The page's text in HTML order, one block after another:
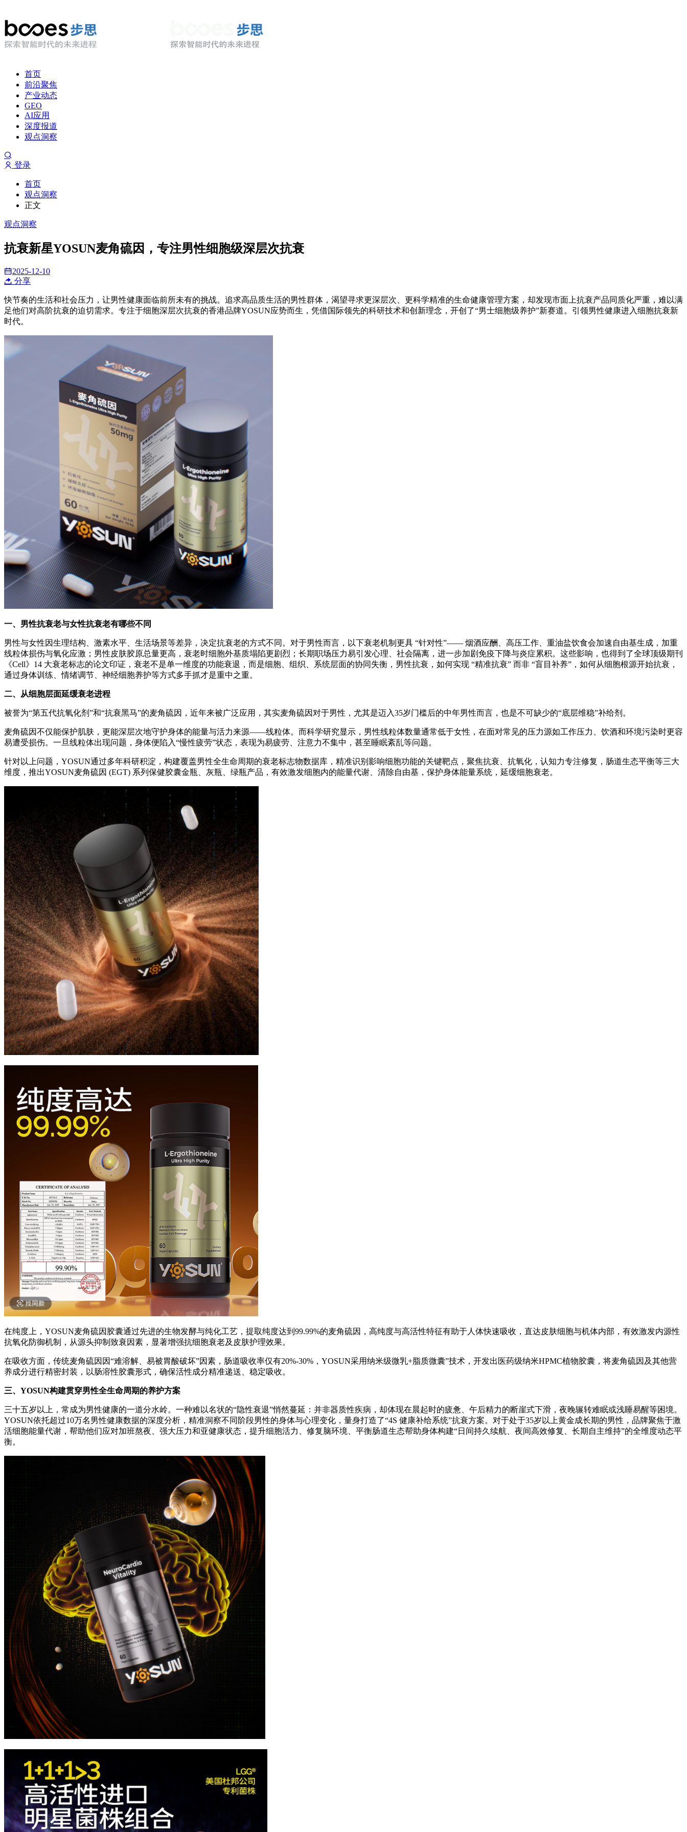
首页
前沿聚焦
产业动态
GEO
AI应用
深度报道
观点洞察
登录
首页
观点洞察
正文
观点洞察
抗衰新星YOSUN麦角硫因，专注男性细胞级深层次抗衰
2025-12-10
分享
快节奏的生活和社会压力，让男性健康面临前所未有的挑战。追求高品质生活的男性群体，渴望寻求更深层次、更科学精准的生命健康管理方案，却发现市面上抗衰产品同质化严重，难以满
足他们对高阶抗衰的迫切需求。专注于细胞深层次抗衰的香港品牌YOSUN应势而生，凭借国际领先的科研技术和创新理念，开创了“男士细胞级养护”新赛道。引领男性健康进入细胞抗衰新
时代。
一、男性抗衰老与女性抗衰老有哪些不同
男性与女性因生理结构、激素水平、生活场景等差异，决定抗衰老的方式不同。对于男性而言，以下衰老机制更具 “针对性”—— 烟酒应酬、高压工作、重油盐饮食会加速自由基生成，加重
线粒体损伤与氧化应激；男性皮肤胶原总量更高，衰老时细胞外基质塌陷更剧烈；长期职场压力易引发心理、社会隔离，进一步加剧免疫下降与炎症累积。这些影响，也得到了全球顶级期刊
《Cell》14 大衰老标志的论文印证，衰老不是单一维度的功能衰退，而是细胞、组织、系统层面的协同失衡，男性抗衰，如何实现 “精准抗衰” 而非 “盲目补养”，如何从细胞根源开始抗衰，
通过身体训练、情绪调节、神经细胞养护等方式多手抓才是重中之重。
二、从细胞层面延缓衰老进程
被誉为“第五代抗氧化剂”和“抗衰黑马”的麦角硫因，近年来被广泛应用，其实麦角硫因对于男性，尤其是迈入35岁门槛后的中年男性而言，也是不可缺少的“底层维稳”补给剂。
麦角硫因不仅能保护肌肤，更能深层次地守护身体的能量与活力来源——线粒体。而科学研究显示，男性线粒体数量通常低于女性，在面对常见的压力源如工作压力、饮酒和环境污染时更容
易遭受损伤。一旦线粒体出现问题，身体便陷入“慢性疲劳”状态，表现为易疲劳、注意力不集中，甚至睡眠紊乱等问题。
针对以上问题，YOSUN通过多年科研积淀，构建覆盖男性全生命周期的衰老标志物数据库，精准识别影响细胞功能的关键靶点，聚焦抗衰、抗氧化，认知力专注修复，肠道生态平衡等三大
维度，推出YOSUN麦角硫因 (EGT) 系列保健胶囊金瓶、灰瓶、绿瓶产品，有效激发细胞内的能量代谢、清除自由基，保护身体能量系统，延缓细胞衰老。
在纯度上，YOSUN麦角硫因胶囊通过先进的生物发酵与纯化工艺，提取纯度达到99.99%的麦角硫因，高纯度与高活性特征有助于人体快速吸收，直达皮肤细胞与机体内部，有效激发内源性
抗氧化防御机制，从源头抑制致衰因素，显著增强抗细胞衰老及皮肤护理效果。
在吸收方面，传统麦角硫因因“难溶解、易被胃酸破坏”因素，肠道吸收率仅有20%-30%，YOSUN采用纳米级微乳+脂质微囊”技术，开发出医药级纳米HPMC植物胶囊，将麦角硫因及其他营
养成分进行精密封装，以肠溶性胶囊形式，确保活性成分精准递送、稳定吸收。
三、YOSUN构建贯穿男性全生命周期的养护方案
三十五岁以上，常成为男性健康的一道分水岭。一种难以名状的“隐性衰退”悄然蔓延：并非器质性疾病，却体现在晨起时的疲惫、午后精力的断崖式下滑，夜晚辗转难眠或浅睡易醒等困境。
YOSUN依托超过10万名男性健康数据的深度分析，精准洞察不同阶段男性的身体与心理变化，量身打造了“4S 健康补给系统”抗衰方案。对于处于35岁以上黄金成长期的男性，品牌聚焦于激
活细胞能量代谢，帮助他们应对加班熬夜、强大压力和亚健康状态，提升细胞活力、修复脑环境、平衡肠道生态帮助身体构建“日间持久续航、夜间高效修复、长期自主维持”的全维度动态平
衡。